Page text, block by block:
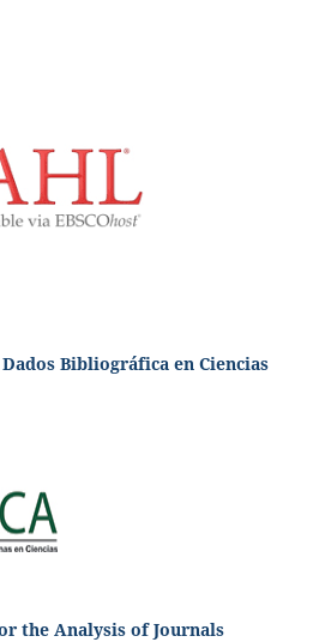
Dados Bibliográfica en Ciencias
the Analysis of Journals